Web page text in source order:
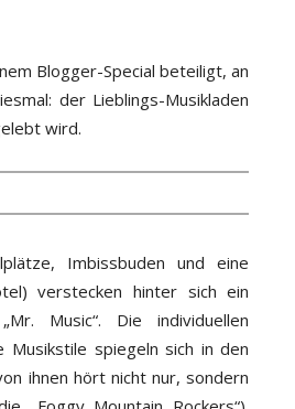
Blogger-Special beteiligt, an
der Lieblings-Musikladen
wird.
Imbissbuden und eine
verstecken hinter sich ein
Music“. Die individuellen
Musikstile spiegeln sich in den
ihnen hört nicht nur, sondern